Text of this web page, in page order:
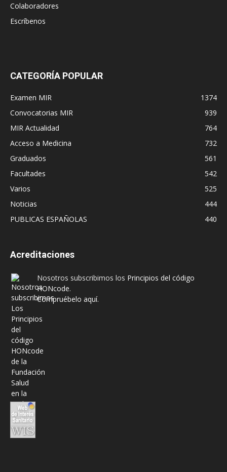
Colaboradores
Escríbenos
CATEGORÍA POPULAR
Examen MIR
1374
Convocatorias MIR
939
MIR Actualidad
764
Acceso a Medicina
732
Graduados
561
Facultades
542
Varios
525
Noticias
444
PUBLICAS ESPAÑOLAS
440
Acreditaciones
Nosotros subscribimos los Principios del código
HONcode.
Compruébelo aquí.